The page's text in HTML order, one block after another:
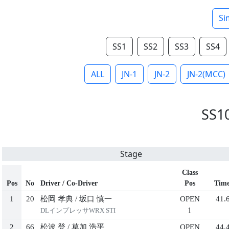
SS1 SS2 SS3 SS4
ALL JN-1 JN-2 JN-2(MCC)
Stage
Pos No Driver / Co-Driver
Class
Pos
1 20 松岡 孝典 / 坂口 慎一
DLインプレッサWRX STI
OPEN
1
2 66 松波 登 / 草加 浩平 OPEN